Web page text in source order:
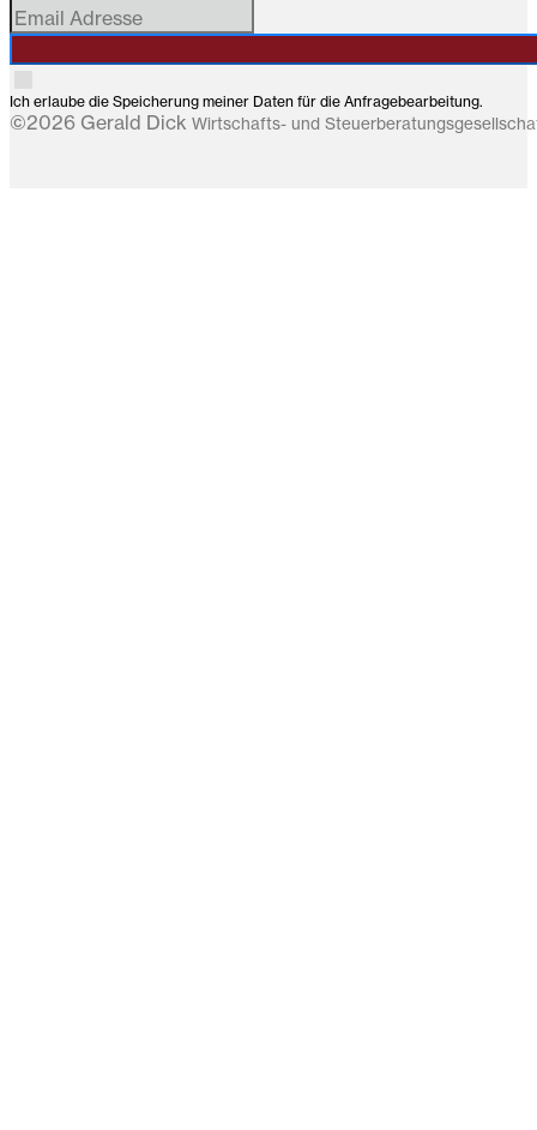
Ich erlaube die Speicherung meiner Daten für die Anfragebearbeitung.
©2026 Gerald Dick Wirtschafts- und